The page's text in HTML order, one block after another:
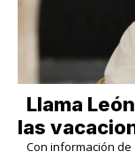
Llama
las
Con información de